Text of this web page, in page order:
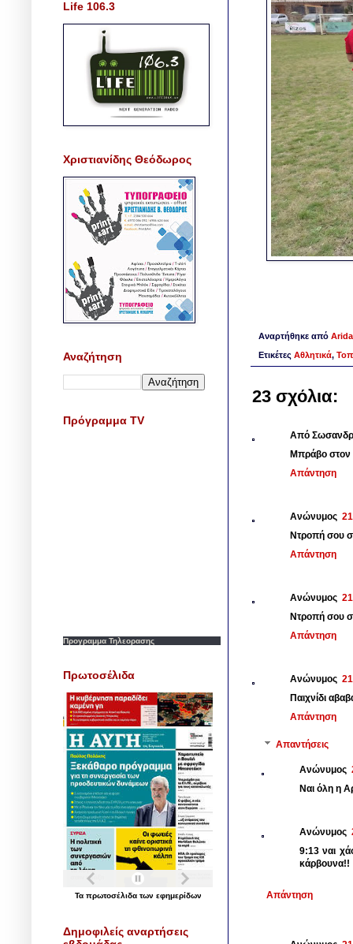
Αναρτήθηκε από
Ετικέτες Αθλητικά,
23 σχόλια:
Από
Μπράβο στον
Απάντηση
Ανώνυμος
Ντροπή σου
Απάντηση
Ανώνυμος
Ντροπή σου
Απάντηση
Ανώνυμος
Παιχνίδι
Απάντηση
Απαντήσεις
Ανώνυμος
Ναι όλη η
Ανώνυμος
9:13 ναι
κάρβουνα!!
Απάντηση
Life 106.3
Χριστιανίδης Θεόδωρος
Αναζήτηση
Πρόγραμμα TV
Προγραμμα Τηλεορασης
Πρωτοσέλιδα
Τα πρωτοσέλιδα των εφημερίδων
Δημοφιλείς αναρτήσεις